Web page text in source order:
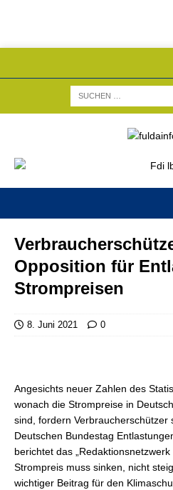
Opposition für
Strompreisen
8. Juni 2021 0
Angesichts neuer Zahlen des
wonach die Strompreise in
sind, fordern Verbraucherschützer
Deutschen Bundestag
berichtet das „Redaktionsnetzwerk
Strompreis muss sinken, nicht
wichtiger Beitrag für den